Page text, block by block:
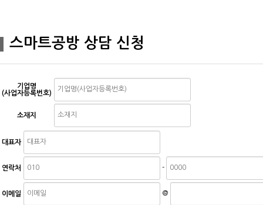
스마트공방 상담 신청
기업명
(사업자등록번호)
소재지
대표자
연락처 -
이메일 @